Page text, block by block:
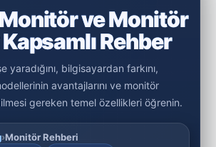
ve Monitör
Rehber
yaradığını, bilgisayardan farkını,
avantajlarını ve monitör
gereken temel özellikleri öğrenin.
›Monitör Rehberi